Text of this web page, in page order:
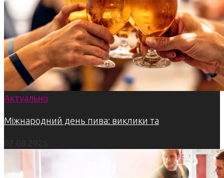
Актуально
Міжнародний день пива: виклики та